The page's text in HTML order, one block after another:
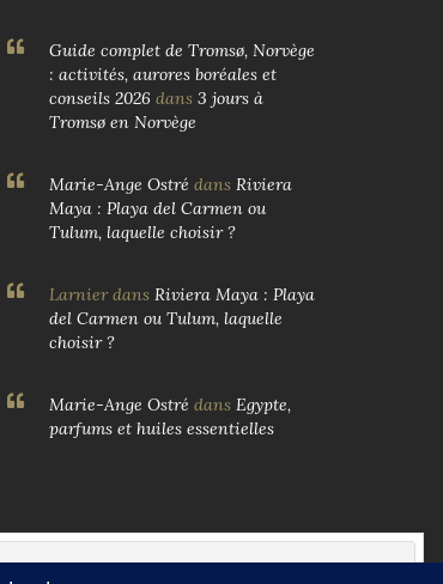
Guide complet de Tromsø, Norvège
: activités, aurores boréales et
conseils 2026 dans 3 jours à
Tromsø en Norvège
Marie-Ange Ostré dans Riviera
Maya : Playa del Carmen ou
Tulum, laquelle choisir ?
Larnierdans Riviera Maya : Playa
del Carmen ou Tulum, laquelle
choisir ?
Marie-Ange Ostré dans Egypte,
parfums et huiles essentielles